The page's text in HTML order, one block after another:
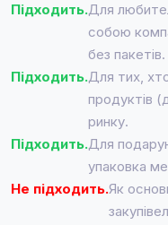
Підходить.Для
собою
без пакетів.
Підходить.Для тих,
продуктів
ринку.
Підходить.Для
упаковка
Не підходить.Як